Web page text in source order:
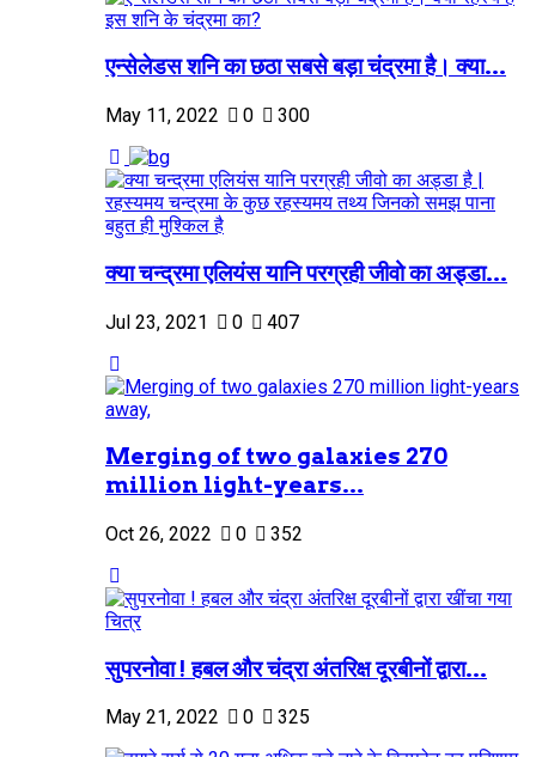
एन्सेलेडस शनि का छठा सबसे बड़ा चंद्रमा है। क्या...
May 11, 2022 0 300
क्या चन्द्रमा एलियंस यानि परग्रही जीवो का अड्डा...
Jul 23, 2021 0 407
Merging of two galaxies 270
million light-years...
Oct 26, 2022 0 352
सुपरनोवा ! हबल और चंद्रा अंतरिक्ष दूरबीनों द्वारा...
May 21, 2022 0 325